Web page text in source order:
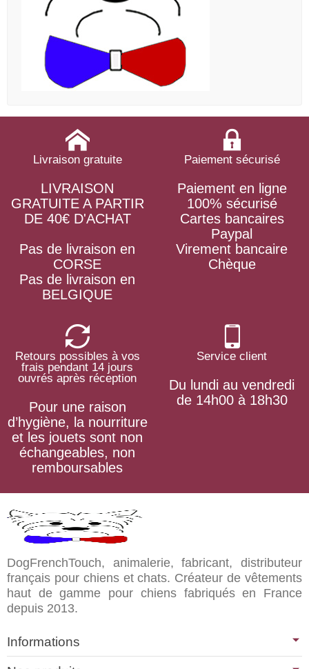
Livraison gratuite
LIVRAISON
GRATUITE A PARTIR
DE 40€ D'ACHAT
Pas de livraison en
CORSE
Pas de livraison en
BELGIQUE
Paiement sécurisé
Paiement en ligne
100% sécurisé
Cartes bancaires
Paypal
Virement bancaire
Chèque
Retours possibles à vos
frais pendant 14 jours
ouvrés après réception
Pour une raison
d’hygiène, la nourriture
et les jouets sont non
échangeables, non
remboursables
Service client
Du lundi au vendredi
de 14h00 à 18h30
DogFrenchTouch, animalerie, fabricant, distributeur
français pour chiens et chats. Créateur de vêtements
haut de gamme pour chiens fabriqués en France
depuis 2013.
Informations